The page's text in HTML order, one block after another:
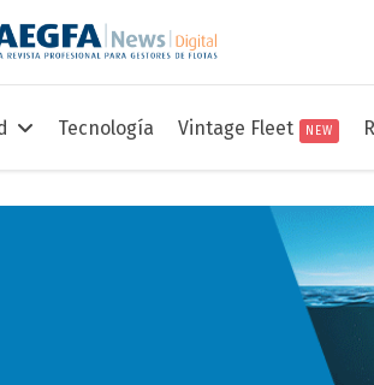
Tecnología Vintage Fleet NEW